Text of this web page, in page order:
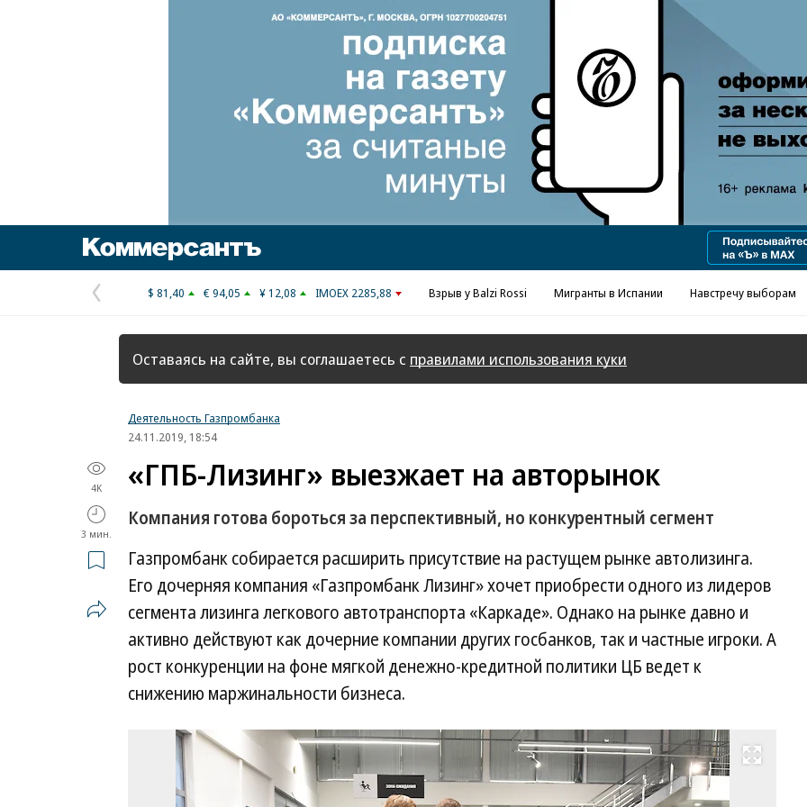
Реклама в «Ъ» www.kommersant.ru/ad
Предыдущая
страница
$ 81,40 € 94,05 ¥ 12,08 IMOEX 2285,88 Взрыв у Balzi Rossi Мигранты в Испании Навстречу выборам
Оставаясь на сайте, вы соглашаетесь с правилами использования куки
Деятельность Газпромбанка
24.11.2019, 18:54
4K
3 мин.
«ГПБ-Лизинг» выезжает на авторынок
Компания готова бороться за перспективный, но конкурентный сегмент
Газпромбанк собирается расширить присутствие на растущем рынке автолизинга.
Его дочерняя компания «Газпромбанк Лизинг» хочет приобрести одного из лидеров
сегмента лизинга легкового автотранспорта «Каркаде». Однако на рынке давно и
активно действуют как дочерние компании других госбанков, так и частные игроки. А
рост конкуренции на фоне мягкой денежно-кредитной политики ЦБ ведет к
снижению маржинальности бизнеса.
Развернуть на весь экран